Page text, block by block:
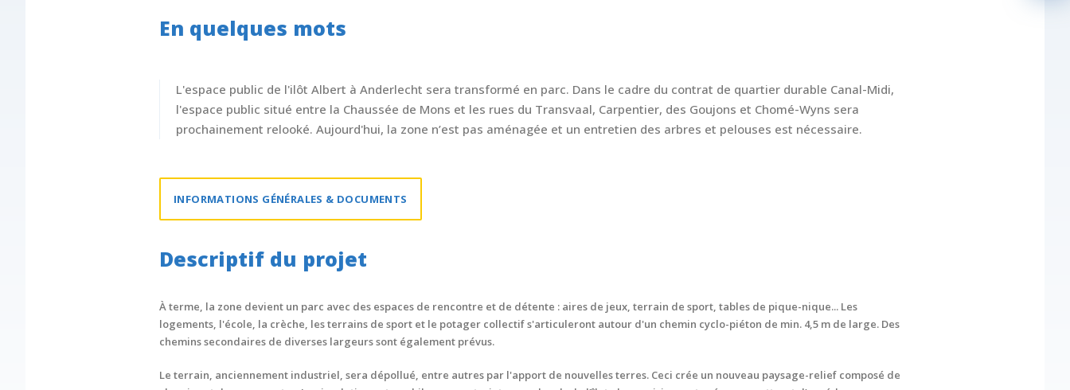
En quelques mots
L'espace public de l'ilôt Albert à Anderlecht sera transformé en parc. Dans le cadre du contrat de quartier durable Canal-Midi,
l'espace public situé entre la Chaussée de Mons et les rues du Transvaal, Carpentier, des Goujons et Chomé-Wyns sera
prochainement relooké. Aujourd'hui, la zone n’est pas aménagée et un entretien des arbres et pelouses est nécessaire.
INFORMATIONS GÉNÉRALES & DOCUMENTS
Descriptif du projet
À terme, la zone devient un parc avec des espaces de rencontre et de détente : aires de jeux, terrain de sport, tables de pique-nique... Les
logements, l'école, la crèche, les terrains de sport et le potager collectif s'articuleront autour d'un chemin cyclo-piéton de min. 4,5 m de large. Des
chemins secondaires de diverses largeurs sont également prévus.
Le terrain, anciennement industriel, sera dépollué, entre autres par l'apport de nouvelles terres. Ceci crée un nouveau paysage-relief composé de